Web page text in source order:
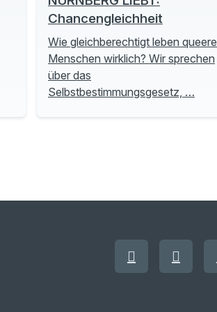
Chancengleichheit
Wie gleichberechtigt leben queere
Menschen wirklich? Wir sprechen
über das
Selbstbestimmungsgesetz, …